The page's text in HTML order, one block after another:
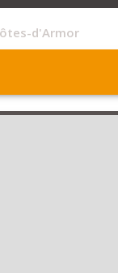
d'Armor